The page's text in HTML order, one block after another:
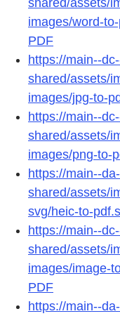
images/word-
PDF
https://main--
shared/assets/
images/jpg-to-
https://main--
shared/assets/
images/png-to-
https://main--
shared/assets/
svg/heic-to-
https://main--
shared/assets/
images/image-
PDF
https://main--